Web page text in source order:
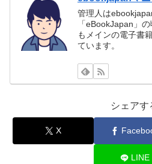
管理人は
「eBookJapan」
もメインの電子書
ています。
シェアす
X
LINE